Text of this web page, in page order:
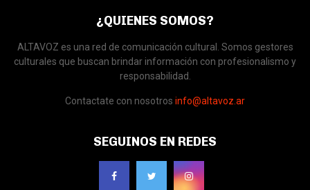
¿QUIENES SOMOS?
ALTAVOZ es una red de comunicación cultural. Somos gestores
culturales que buscan brindar información con profesionalismo y
responsabilidad.
Contactate con nosotros info@altavoz.ar
SEGUINOS EN REDES